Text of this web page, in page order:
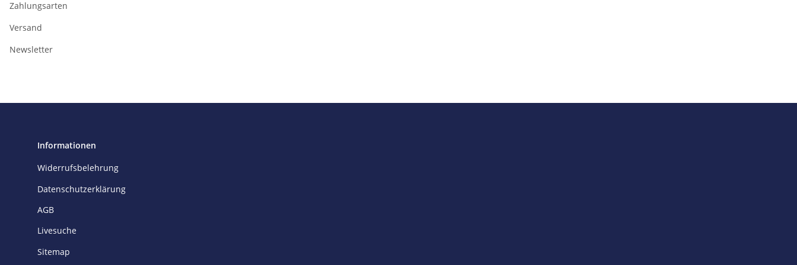
Zahlungsarten
Versand
Newsletter
Informationen
Widerrufsbelehrung
Datenschutzerklärung
AGB
Livesuche
Sitemap